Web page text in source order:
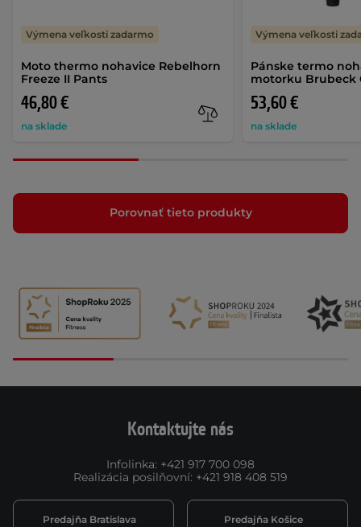
Moto thermo nohavice Rebelhorn
Freeze II Pants
46,80 €
na sklade
Výmena veľkosti zadarmo
Pánske termo
motorku Brubeck
53,60 €
na sklade
Výmena veľkosti
Porovnať tieto produkty
Kontaktujte nás
Infolinka: +421 917 700 098
Realizácia posilňovní: +421 918 408 519
Predajňa Bratislava Predajňa Košice